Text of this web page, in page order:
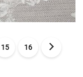
15 16